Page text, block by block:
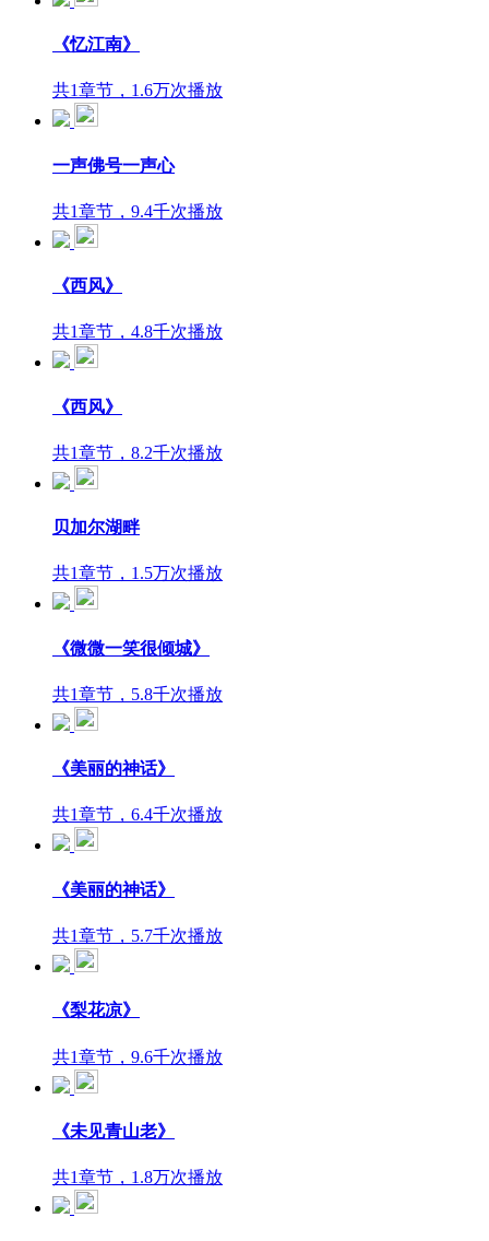
《忆江南》
共1章节，1.6万次播放
一声佛号一声心
共1章节，9.4千次播放
《西风》
共1章节，4.8千次播放
《西风》
共1章节，8.2千次播放
贝加尔湖畔
共1章节，1.5万次播放
《微微一笑很倾城》
共1章节，5.8千次播放
《美丽的神话》
共1章节，6.4千次播放
《美丽的神话》
共1章节，5.7千次播放
《梨花凉》
共1章节，9.6千次播放
《未见青山老》
共1章节，1.8万次播放